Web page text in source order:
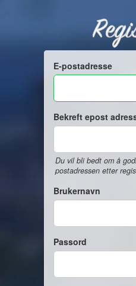
E-postadresse
Bekreft epost
Du vil bli bedt om å
postadressen etter
Brukernavn
Passord